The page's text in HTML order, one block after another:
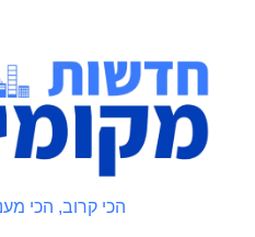
הכי קרוב, הכי